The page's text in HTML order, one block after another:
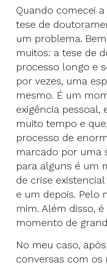
Quando comecei
tese de
um problema.
muitos: a tese de
processo longo e
por vezes, uma
mesmo. É um
exigência pessoal,
muito tempo e
processo de
marcado por uma
para alguns é um
de crise
e um depois. Pelo
mim. Além disso,
momento de
No meu caso,
conversas com os